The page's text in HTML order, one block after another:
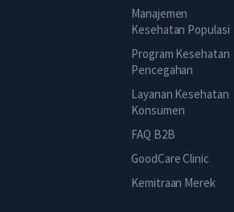
Manajemen
Kesehatan Populasi
Program Kesehatan
Pencegahan
Layanan Kesehatan
Konsumen
FAQ B2B
GoodCare Clinic
Kemitraan Merek